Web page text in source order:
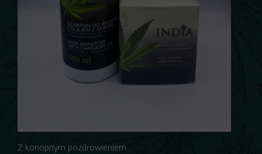
Z konopnym pozdrowieniem